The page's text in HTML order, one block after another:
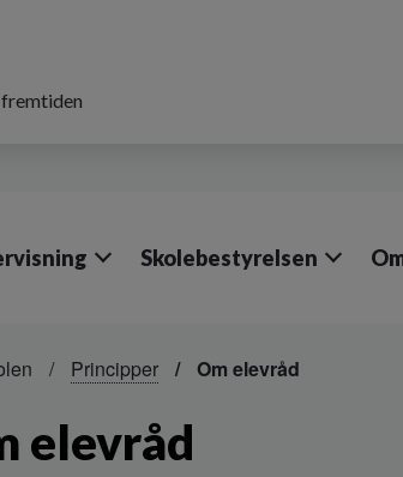
Skolebestyrelsen
Principper Om elevråd
elevråd